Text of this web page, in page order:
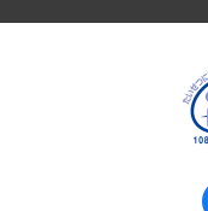
個人情報保護方針
反社会的勢力に対する基本方針